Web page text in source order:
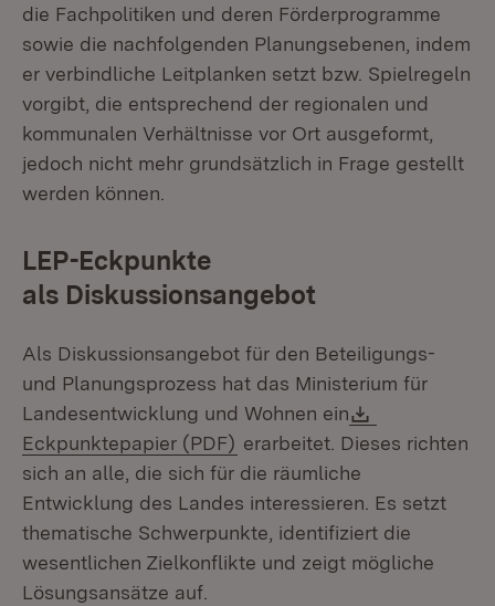
die Fachpolitiken und deren Förderprogramme
sowie die nachfolgenden Planungsebenen, indem
er verbindliche Leitplanken setzt bzw. Spielregeln
vorgibt, die entsprechend der regionalen und
kommunalen Verhältnisse vor Ort ausgeformt,
jedoch nicht mehr grundsätzlich in Frage gestellt
werden können.
LEP-Eckpunkte
als Diskussionsangebot
Als Diskussionsangebot für den Beteiligungs-
und Planungsprozess hat das Ministerium für
Landesentwicklung und Wohnen ein
Eckpunktepapier (PDF) (Öffnet in neuem Fenster)
erarbeitet. Dieses richten
sich an alle, die sich für die räumliche
Entwicklung des Landes interessieren. Es setzt
thematische Schwerpunkte, identifiziert die
wesentlichen Zielkonflikte und zeigt mögliche
Lösungsansätze auf.